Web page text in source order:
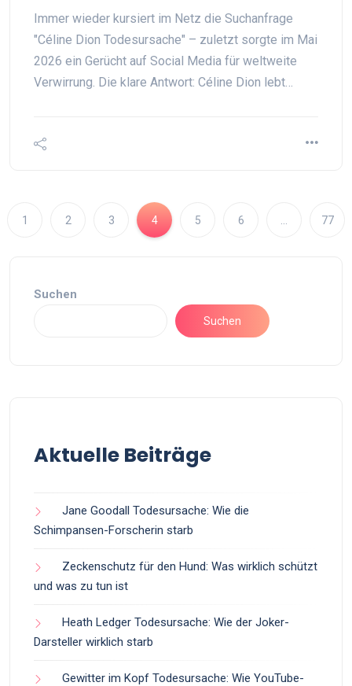
Immer wieder kursiert im Netz die Suchanfrage
"Céline Dion Todesursache" – zuletzt sorgte im Mai
2026 ein Gerücht auf Social Media für weltweite
Verwirrung. Die klare Antwort: Céline Dion lebt…
1 2 3 4 5 6 77
Suchen
Suchen
Aktuelle Beiträge
Jane Goodall Todesursache: Wie die
Schimpansen-Forscherin starb
Zeckenschutz für den Hund: Was wirklich schützt
und was zu tun ist
Heath Ledger Todesursache: Wie der Joker-
Darsteller wirklich starb
Gewitter im Kopf Todesursache: Wie YouTube-